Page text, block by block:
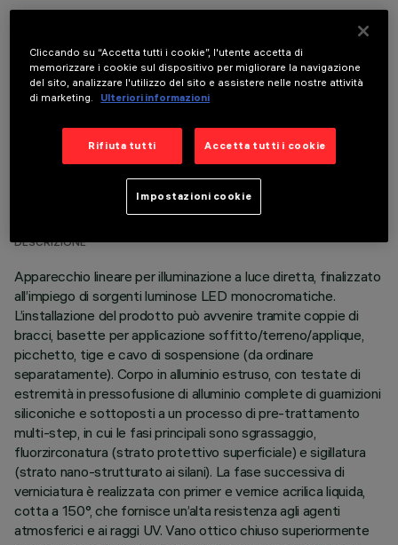
COMPONENTI OPZIONALI
DATI TECNICI
ULTIMO AGGIORNAMENTO: 06/08/2026
DESCRIZIONE
Apparecchio lineare per illuminazione a luce diretta, finalizzato
all’impiego di sorgenti luminose LED monocromatiche.
L’installazione del prodotto può avvenire tramite coppie di
bracci, basette per applicazione soffitto/terreno/applique,
picchetto, tige e cavo di sospensione (da ordinare
separatamente). Corpo in alluminio estruso, con testate di
estremità in pressofusione di alluminio complete di guarnizioni
siliconiche e sottoposti a un processo di pre-trattamento
multi-step, in cui le fasi principali sono sgrassaggio,
fluorzirconatura (strato protettivo superficiale) e sigillatura
(strato nano-strutturato ai silani). La fase successiva di
verniciatura è realizzata con primer e vernice acrilica liquida,
cotta a 150°, che fornisce un’alta resistenza agli agenti
atmosferici e ai raggi UV. Vano ottico chiuso superiormente
Cliccando su “Accetta tutti i cookie”, l'utente accetta di
memorizzare i cookie sul dispositivo per migliorare la navigazione
del sito, analizzare l'utilizzo del sito e assistere nelle nostre attività
di marketing.
Ulteriori informazioni
Rifiuta tutti Accetta tutti i cookie
Impostazioni cookie